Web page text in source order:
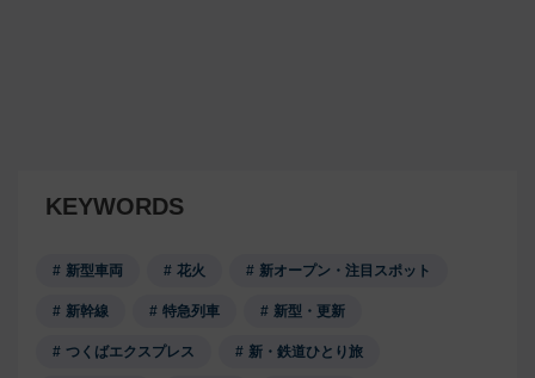
KEYWORDS
新型車両 花火 新オープン・注目スポット
新幹線 特急列車 新型・更新
つくばエクスプレス 新・鉄道ひとり旅